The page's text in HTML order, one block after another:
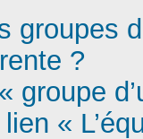
groupes
?
groupe
«